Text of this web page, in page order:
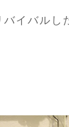
バイバルし